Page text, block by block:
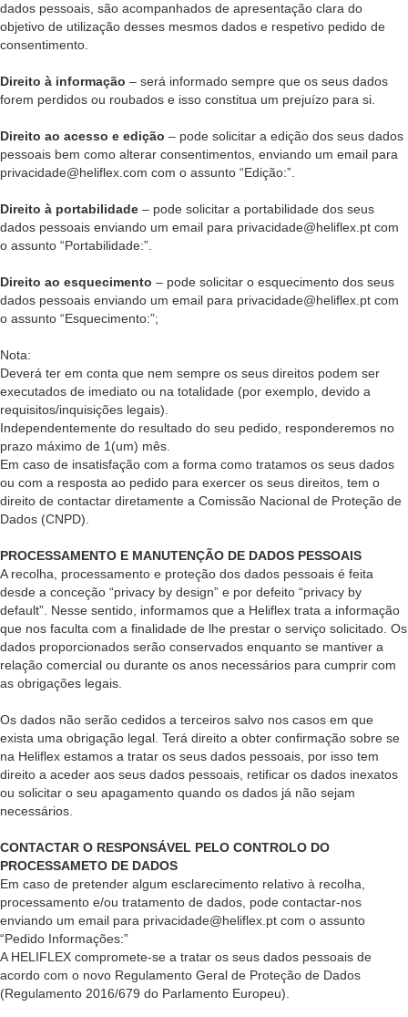
dados pessoais, são acompanhados de apresentação clara do
objetivo de utilização desses mesmos dados e respetivo pedido de
consentimento.
Direito à informação – será informado sempre que os seus dados
forem perdidos ou roubados e isso constitua um prejuízo para si.
Direito ao acesso e edição – pode solicitar a edição dos seus dados
pessoais bem como alterar consentimentos, enviando um email para
privacidade@heliflex.com com o assunto “Edição:”.
Direito à portabilidade – pode solicitar a portabilidade dos seus
dados pessoais enviando um email para privacidade@heliflex.pt com
o assunto “Portabilidade:”.
Direito ao esquecimento – pode solicitar o esquecimento dos seus
dados pessoais enviando um email para privacidade@heliflex.pt com
o assunto “Esquecimento:”;
Nota:
Deverá ter em conta que nem sempre os seus direitos podem ser
executados de imediato ou na totalidade (por exemplo, devido a
requisitos/inquisições legais).
Independentemente do resultado do seu pedido, responderemos no
prazo máximo de 1(um) mês.
Em caso de insatisfação com a forma como tratamos os seus dados
ou com a resposta ao pedido para exercer os seus direitos, tem o
direito de contactar diretamente a Comissão Nacional de Proteção de
Dados (CNPD).
PROCESSAMENTO E MANUTENÇÃO DE DADOS PESSOAIS
A recolha, processamento e proteção dos dados pessoais é feita
desde a conceção “privacy by design” e por defeito “privacy by
default”. Nesse sentido, informamos que a Heliflex trata a informação
que nos faculta com a finalidade de lhe prestar o serviço solicitado. Os
dados proporcionados serão conservados enquanto se mantiver a
relação comercial ou durante os anos necessários para cumprir com
as obrigações legais.
Os dados não serão cedidos a terceiros salvo nos casos em que
exista uma obrigação legal. Terá direito a obter confirmação sobre se
na Heliflex estamos a tratar os seus dados pessoais, por isso tem
direito a aceder aos seus dados pessoais, retificar os dados inexatos
ou solicitar o seu apagamento quando os dados já não sejam
necessários.
CONTACTAR O RESPONSÁVEL PELO CONTROLO DO
PROCESSAMETO DE DADOS
Em caso de pretender algum esclarecimento relativo à recolha,
processamento e/ou tratamento de dados, pode contactar-nos
enviando um email para privacidade@heliflex.pt com o assunto
“Pedido Informações:”
A HELIFLEX compromete-se a tratar os seus dados pessoais de
acordo com o novo Regulamento Geral de Proteção de Dados
(Regulamento 2016/679 do Parlamento Europeu).